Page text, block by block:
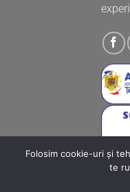
Folosim cookie-uri și
te